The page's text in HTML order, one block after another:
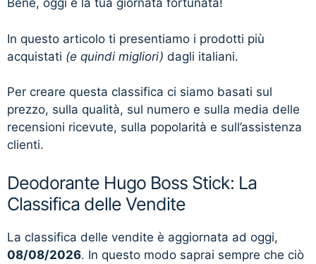
Bene, oggi è la tua giornata fortunata!
In questo articolo ti presentiamo i prodotti più
acquistati (e quindi migliori) dagli italiani.
Per creare questa classifica ci siamo basati sul
prezzo, sulla qualità, sul numero e sulla media delle
recensioni ricevute, sulla popolarità e sull’assistenza
clienti.
Deodorante Hugo Boss Stick: La
Classifica delle Vendite
La classifica delle vendite è aggiornata ad oggi,
08/08/2026. In questo modo saprai sempre che ciò